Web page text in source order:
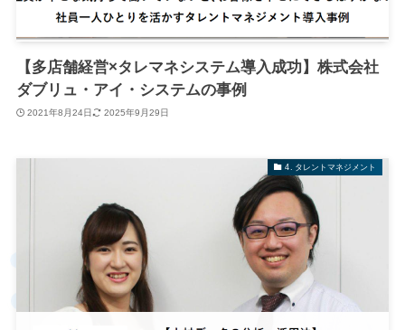
【多店舗経営×タレマネシステム導入成功】株式会社
ダブリュ・アイ・システムの事例
2021年8月24日 2025年9月29日
4. タレントマネジメント